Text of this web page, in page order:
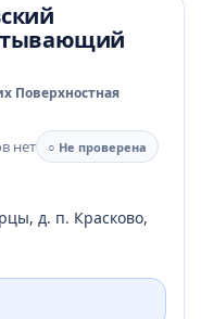
Поверхностная
нет
○ Не проверена
д. п. Красково,